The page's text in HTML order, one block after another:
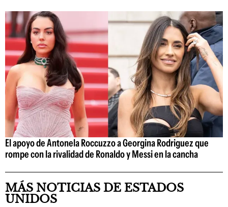
El apoyo de Antonela Roccuzzo a Georgina Rodriguez que
rompe con la rivalidad de Ronaldo y Messi en la cancha
MÁS NOTICIAS DE ESTADOS
UNIDOS